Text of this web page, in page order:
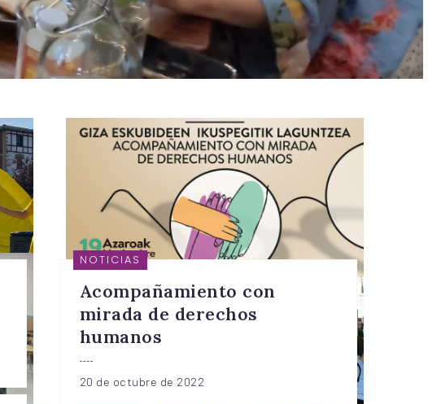
NOTICIAS
Acompañamiento con
mirada de derechos
humanos
20 de octubre de 2022